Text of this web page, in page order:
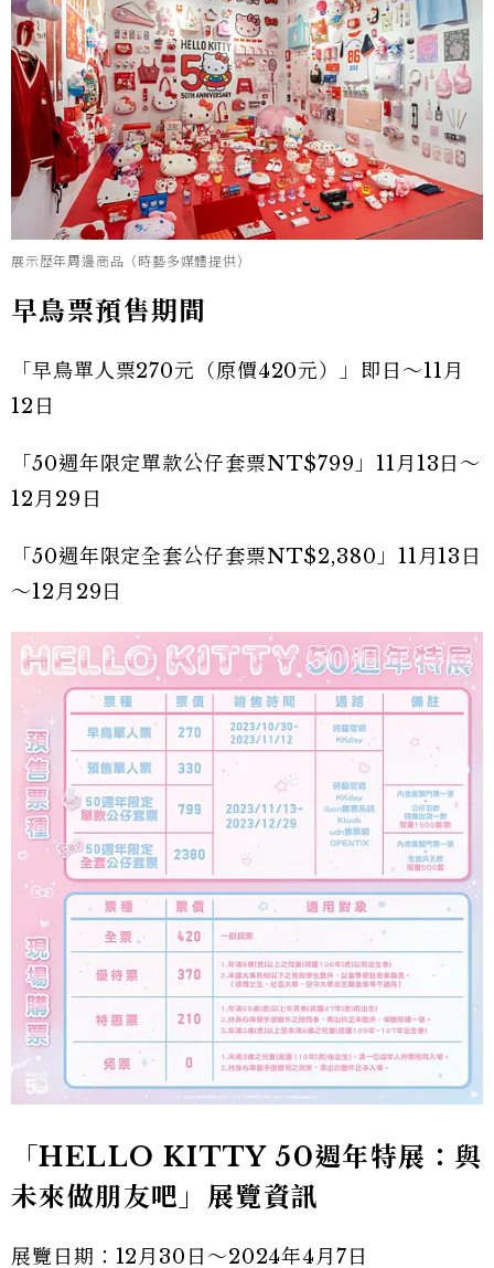
展示歷年周邊商品（時藝多媒體提供）
早鳥票預售期間
「早鳥單人票270元（原價420元）」即日～11月
12日
「50週年限定單款公仔套票NT$799」11月13日～
12月29日
「50週年限定全套公仔套票NT$2,380」11月13日
～12月29日
「HELLO KITTY 50週年特展：與
未來做朋友吧」展覽資訊
展覽日期：12月30日～2024年4月7日